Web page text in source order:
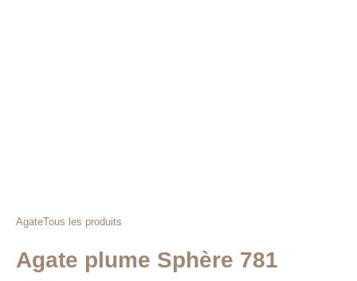
AgateTous les produits
Agate plume Sphère 781